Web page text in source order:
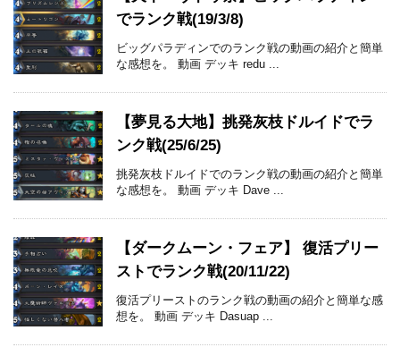
でランク戦(19/3/8)
ビッグパラディンでのランク戦の動画の紹介と簡単
な感想を。 動画 デッキ redu ...
【夢見る大地】挑発灰枝ドルイドでラ
ンク戦(25/6/25)
挑発灰枝ドルイドでのランク戦の動画の紹介と簡単
な感想を。 動画 デッキ Dave ...
【ダークムーン・フェア】 復活プリー
ストでランク戦(20/11/22)
復活プリーストのランク戦の動画の紹介と簡単な感
想を。 動画 デッキ Dasuap ...